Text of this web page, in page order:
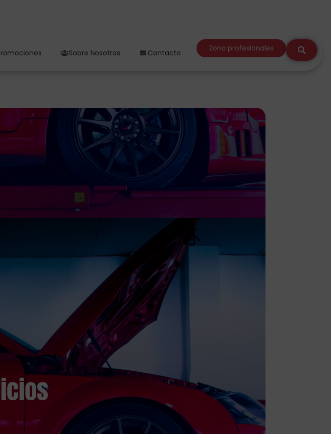
Sobre Nosotros Contacto Zona profesionales